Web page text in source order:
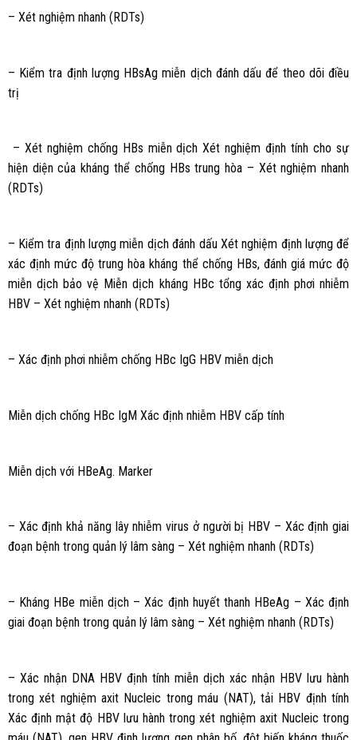
– Xét nghiệm nhanh (RDTs)
– Kiểm tra định lượng HBsAg miễn dịch đánh dấu để theo dõi điều
trị
– Xét nghiệm chống HBs miễn dịch Xét nghiệm định tính cho sự
hiện diện của kháng thể chống HBs trung hòa – Xét nghiệm nhanh
(RDTs)
– Kiểm tra định lượng miễn dịch đánh dấu Xét nghiệm định lượng để
xác định mức độ trung hòa kháng thể chống HBs, đánh giá mức độ
miễn dịch bảo vệ Miễn dịch kháng HBc tổng xác định phơi nhiễm
HBV – Xét nghiệm nhanh (RDTs)
– Xác định phơi nhiễm chống HBc IgG HBV miễn dịch
Miễn dịch chống HBc IgM Xác định nhiễm HBV cấp tính
Miễn dịch với HBeAg. Marker
– Xác định khả năng lây nhiễm virus ở người bị HBV – Xác định giai
đoạn bệnh trong quản lý lâm sàng – Xét nghiệm nhanh (RDTs)
– Kháng HBe miễn dịch – Xác định huyết thanh HBeAg – Xác định
giai đoạn bệnh trong quản lý lâm sàng – Xét nghiệm nhanh (RDTs)
– Xác nhận DNA HBV định tính miễn dịch xác nhận HBV lưu hành
trong xét nghiệm axit Nucleic trong máu (NAT), tải HBV định tính
Xác định mật độ HBV lưu hành trong xét nghiệm axit Nucleic trong